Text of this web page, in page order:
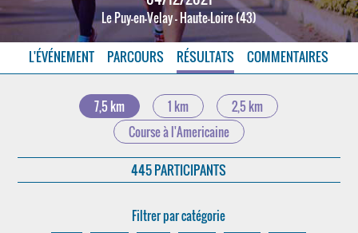
Le Puy-en-Velay - Haute-Loire (43)
L'ÉVÉNEMENT PARCOURS RÉSULTATS COMMENTAIRES
7,5 km 1 km
2,5 km
Course à l'Americaine
445 PARTICIPANTS
Filtrer par catégorie